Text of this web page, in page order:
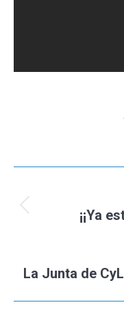
entre
¡¡Ya
La Junta de